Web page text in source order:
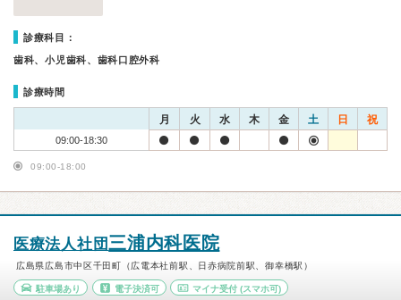
診療科目：
歯科、小児歯科、歯科口腔外科
診療時間
月 火 水 木 金 土 日 祝
09:00-18:30
09:00-18:00
医療法人社団三浦内科医院
広島県広島市中区千田町（広電本社前駅、日赤病院前駅、御幸橋駅）
駐車場あり 電子決済可 マイナ受付 (スマホ可)